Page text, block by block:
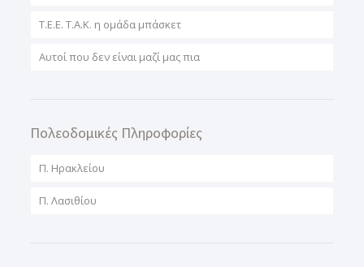
T.E.E. T.A.K. η ομάδα μπάσκετ
Αυτοί που δεν είναι μαζί μας πια
Πολεοδομικές Πληροφορίες
Π. Ηρακλείου
Π. Λασιθίου